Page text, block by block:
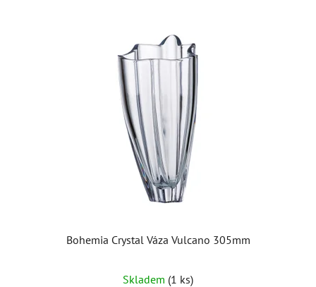
Bohemia Crystal Váza Vulcano 305mm
Skladem (1 ks)